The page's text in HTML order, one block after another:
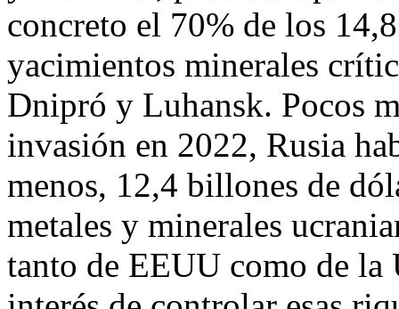
concreto el 70% de los
yacimientos minerales
Dnipró y Luhansk. Pocos
invasión en 2022, Rusia
menos, 12,4 billones de
metales y minerales
tanto de EEUU como de